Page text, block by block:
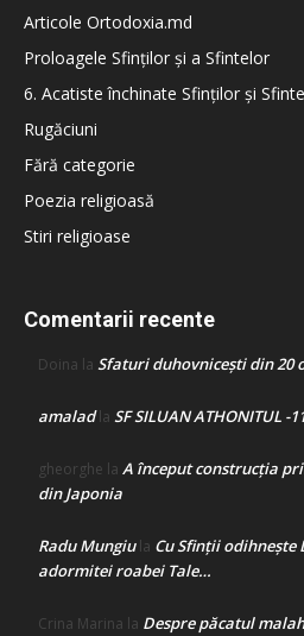
Articole Ortodoxia.md
Proloagele Sfinților și a Sfintelor
6. Acatiste închinate Sfinților și
Rugăciuni
Fără categorie
Poezia religioasă
Stiri religioase
Comentarii recente
Doina la Sfaturi duhovnicești din 20
amaladla SF SILUAN ATHONITUL -
gheorghe la A început construcţia
din Japonia
Radu Mungiula Cu Sfinții odihnește
adormitei roabei Tale…
Crina Marina la Despre păcatul